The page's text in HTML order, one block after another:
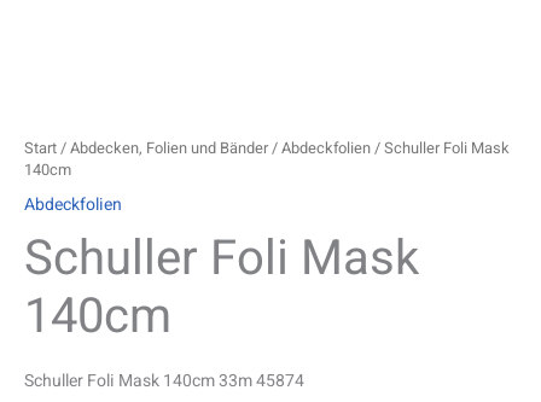
Start/Abdecken, Folien und Bänder/Abdeckfolien/ Schuller Foli Mask
140cm
Abdeckfolien
Schuller Foli Mask
140cm
Schuller Foli Mask 140cm 33m 45874